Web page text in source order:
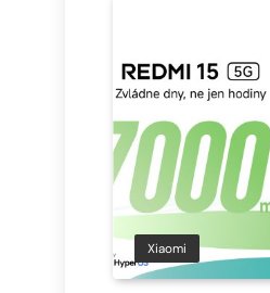
Xiaomi